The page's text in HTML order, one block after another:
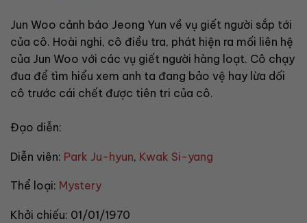
Jun Woo cảnh báo Jeong Yun về vụ giết người sắp tới
của cô. Hoài nghi, cô điều tra, phát hiện ra mối liên hệ
của Jun Woo với các vụ giết người hàng loạt. Cô chạy
đua để tìm hiểu xem anh ta đang bảo vệ hay lừa dối
cô trước cái chết được tiên tri của cô.
Đạo diễn:
Diễn viên: Park Ju-hyun, Kwak Si-yang
Thể loại: Mystery
Khởi chiếu: 01/01/1970